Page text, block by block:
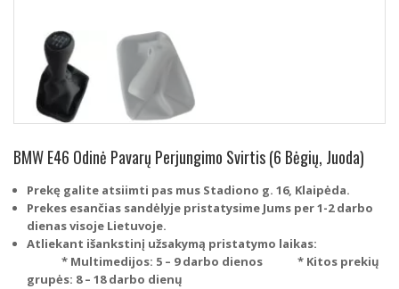
BMW E46 Odinė Pavarų Perjungimo Svirtis (6 Bėgių, Juoda)
Prekę galite atsiimti pas mus Stadiono g. 16, Klaipėda.
Prekes esančias sandėlyje pristatysime Jums per 1-2 darbo
dienas visoje Lietuvoje.
Atliekant išankstinį užsakymą pristatymo laikas:
* Multimedijos: 5 – 9 darbo dienos * Kitos prekių
grupės: 8 – 18 darbo dienų